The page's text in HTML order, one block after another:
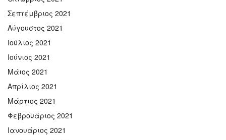
Σεπτέμβριος 2021
Αύγουστος 2021
Ιούλιος 2021
Ιούνιος 2021
Μάιος 2021
Απρίλιος 2021
Μάρτιος 2021
Φεβρουάριος 2021
Ιανουάριος 2021